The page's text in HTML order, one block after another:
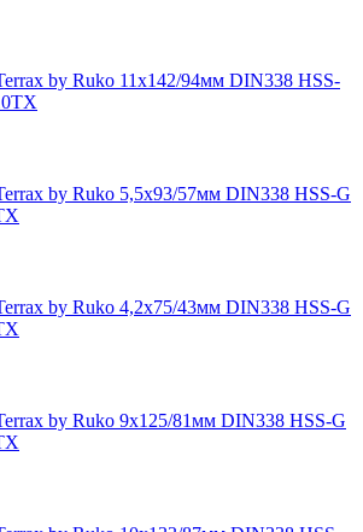
by Ruko 11x142/94мм DIN338 HSS-
by Ruko 5,5x93/57мм DIN338 HSS-G
by Ruko 4,2x75/43мм DIN338 HSS-G
by Ruko 9x125/81мм DIN338 HSS-G